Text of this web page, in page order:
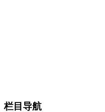
栏目导航